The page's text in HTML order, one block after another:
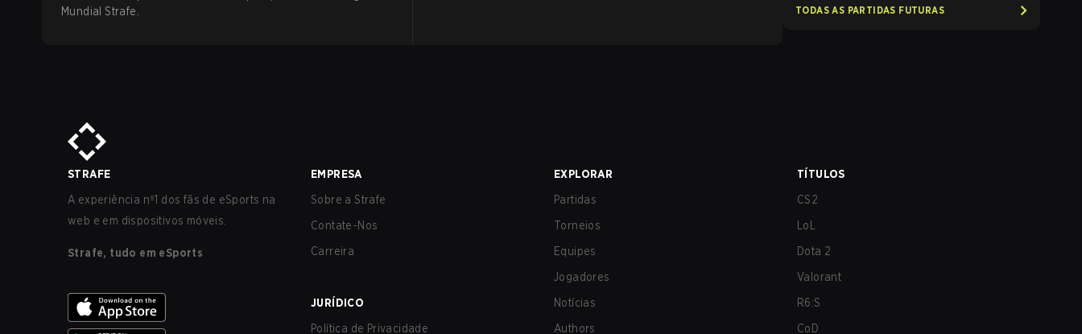
Mundial Strafe.
TODAS AS PARTIDAS FUTURAS
STRAFE
A experiência nº1 dos fãs de eSports na
web e em dispositivos móveis.
Strafe, tudo em eSports
EMPRESA
Sobre a Strafe
Contate-Nos
Carreira
JURÍDICO
Política de Privacidade
EXPLORAR
Partidas
Torneios
Equipes
Jogadores
Notícias
Authors
TÍTULOS
CS2
LoL
Dota 2
Valorant
R6:S
CoD